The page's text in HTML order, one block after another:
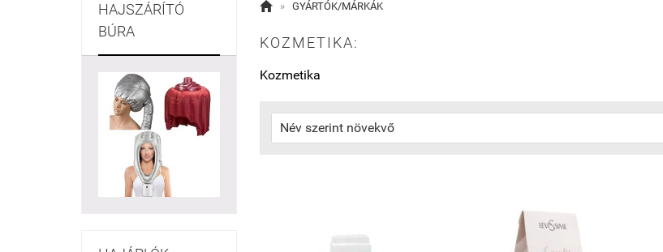
HAJSZÁRÍTÓ
BÚRA
 » GYÁRTÓK/MÁRKÁK
KOZMETIKA:
Kozmetika